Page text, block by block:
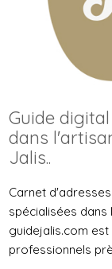
Guide
dans
Jalis..
Carnet
spécialisées dans
guidejalis.com
professionnels